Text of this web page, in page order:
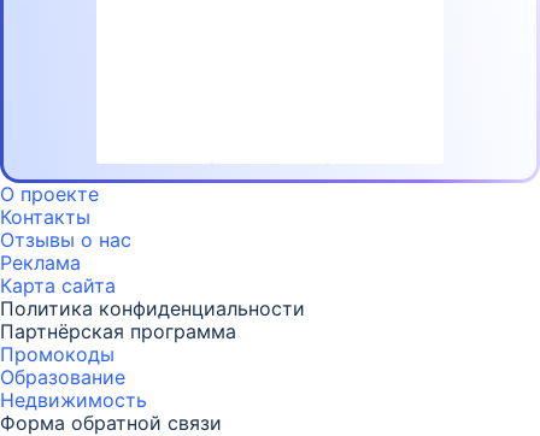
О проекте
Контакты
Отзывы о нас
Реклама
Карта сайта
Политика конфиденциальности
Партнёрская программа
Промокоды
Образование
Недвижимость
Форма обратной связи